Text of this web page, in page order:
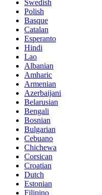
Swedish
Polish
Basque
Catalan
Esperanto
Hindi
Lao
Albanian
Amharic
Armenian
Azerbaijani
Belarusian
Bengali
Bosnian
Bulgarian
Cebuano
Chichewa
Corsican
Croatian
Dutch
Estonian
Filipino